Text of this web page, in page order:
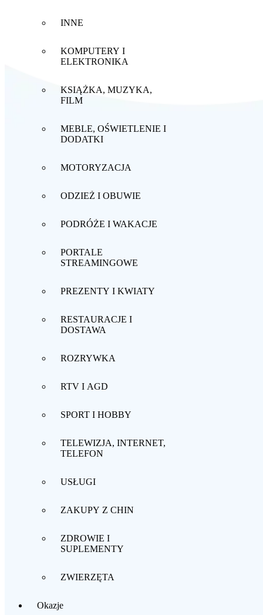
INNE
KOMPUTERY I
ELEKTRONIKA
KSIĄŻKA, MUZYKA,
FILM
MEBLE, OŚWIETLENIE I
DODATKI
MOTORYZACJA
ODZIEŻ I OBUWIE
PODRÓŻE I WAKACJE
PORTALE
STREAMINGOWE
PREZENTY I KWIATY
RESTAURACJE I
DOSTAWA
ROZRYWKA
RTV I AGD
SPORT I HOBBY
TELEWIZJA, INTERNET,
TELEFON
USŁUGI
ZAKUPY Z CHIN
ZDROWIE I
SUPLEMENTY
ZWIERZĘTA
Okazje